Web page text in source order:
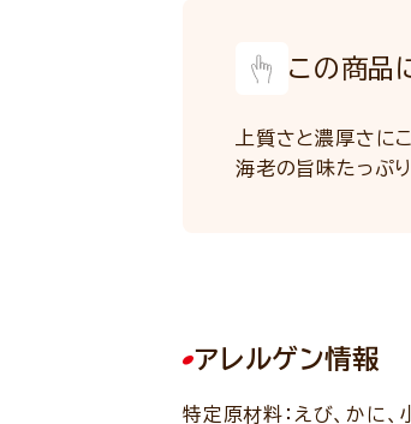
この商品
上質さと濃厚さに
海老の旨味たっぷ
アレルゲン情報
特定原材料：えび、かに、